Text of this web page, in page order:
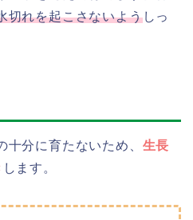
切れを起こさないようしっ
十分に育たないため、 生長
します。